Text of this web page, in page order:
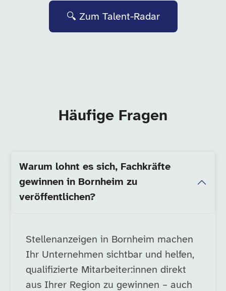
🔍 Zum Talent-Radar
Häufige Fragen
Warum lohnt es sich, Fachkräfte
gewinnen in Bornheim zu
veröffentlichen?
Stellenanzeigen in Bornheim machen
Ihr Unternehmen sichtbar und helfen,
qualifizierte Mitarbeiter:innen direkt
aus Ihrer Region zu gewinnen – auch